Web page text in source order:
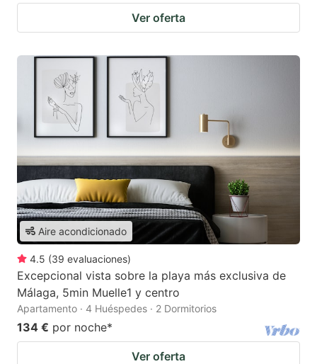
Ver oferta
Aire acondicionado
4.5 (39 evaluaciones)
Excepcional vista sobre la playa más exclusiva de
Málaga, 5min Muelle1 y centro
Apartamento · 4 Huéspedes · 2 Dormitorios
134 € por noche*
Ver oferta